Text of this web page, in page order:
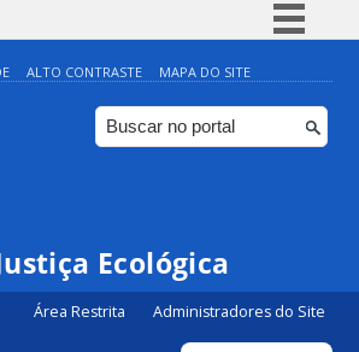
Simplifique!
Comunica BR
Participe
Canais
ALTO CONTRASTE MAPA DO SITE
Ecológica
Área Restrita Administradores do Site